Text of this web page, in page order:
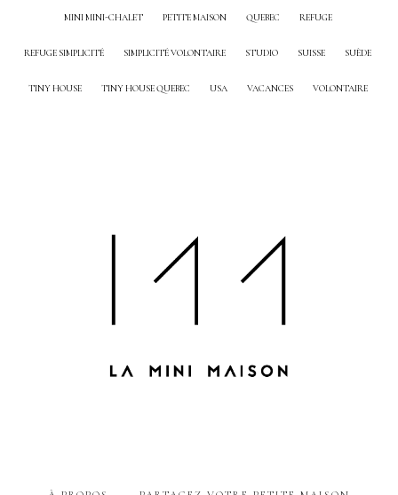
MINI MINI-CHALET PETITE MAISON QUEBEC REFUGE
REFUGE SIMPLICITÉ SIMPLICITÉ VOLONTAIRE STUDIO SUISSE SUÈDE
TINY HOUSE TINY HOUSE QUEBEC USA VACANCES VOLONTAIRE